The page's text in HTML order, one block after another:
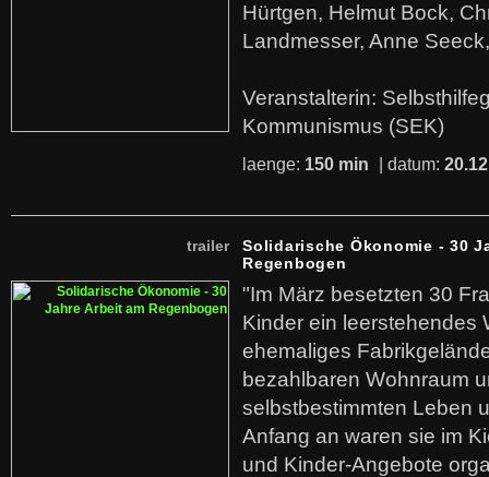
Hürtgen, Helmut Bock,
Landmesser, Anne
Veranstalterin:
Kommunismus (SEK)
laenge: 150 min | datum:
trailer
Solidarische Ökonomie - 30
Regenbogen
"Im März besetzten 30
Kinder ein leerstehendes
ehemaliges
bezahlbaren Wohnraum
selbstbestimmten Leben
Anfang an waren sie im
und Kinder-Angebote